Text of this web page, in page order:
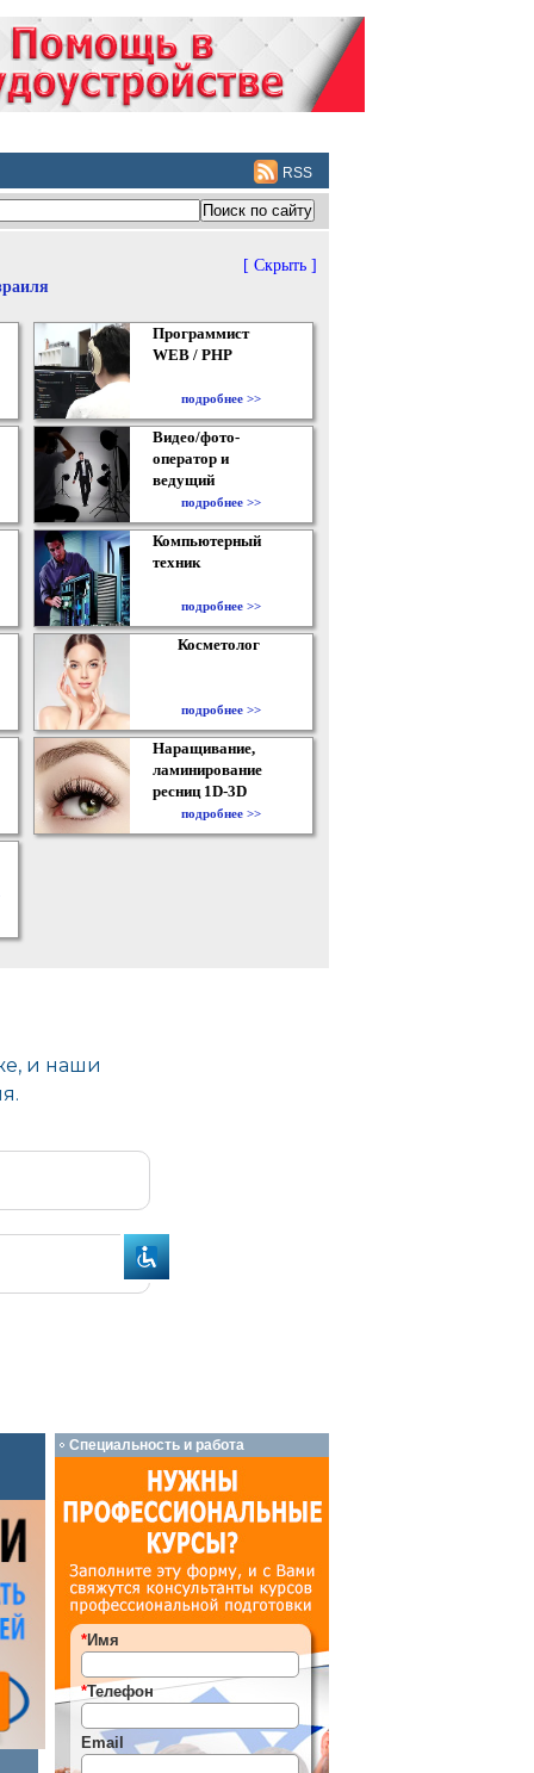
RSS
[ Скрыть ]
Программист
WEB / PHP
подробнее >>
Видео/фото-
оператор и
ведущий
подробнее >>
Компьютерный
техник
подробнее >>
Косметолог
подробнее >>
Наращивание,
ламинирование
ресниц 1D-3D
подробнее >>
Специальность и работа
*Имя
*Телефон
Email